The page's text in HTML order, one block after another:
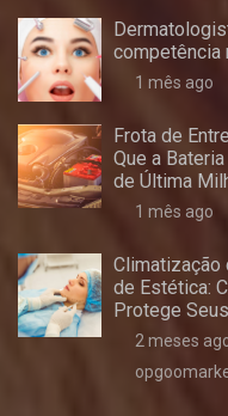
competência
1 mês ago
Frota de
Que a
de Última
1 mês ago
Climatização
de Estética:
Protege
2 meses